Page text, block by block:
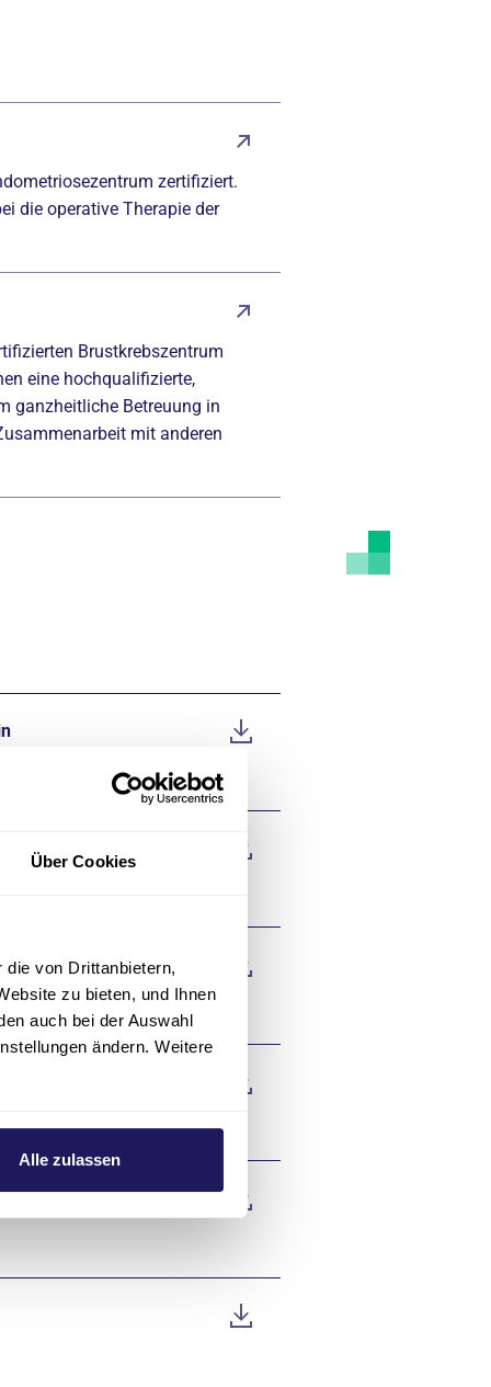
Über Cookies
von Drittanbietern,
zu bieten, und Ihnen
auch bei der Auswahl
ändern. Weitere
Alle zulassen
zertifiziert.
die operative Therapie der
Brustkrebszentrum
eine hochqualifizierte,
ganzheitliche Betreuung in
mit anderen